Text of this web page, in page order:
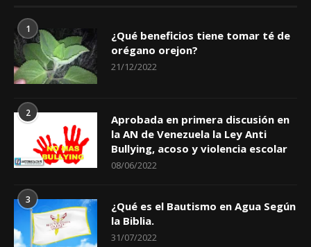
1
¿Qué beneficios tiene tomar té de
orégano orejon?
21/12/2022
2
Aprobada en primera discusión en
la AN de Venezuela la Ley Anti
Bullying, acoso y violencia escolar
08/06/2022
3
¿Qué es el Bautismo en Agua Según
la Biblia.
31/07/2022